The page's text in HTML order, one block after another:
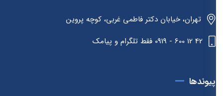
تهران، خیابان دکتر فاطمی غربی، کوچه پروین
پیوندها